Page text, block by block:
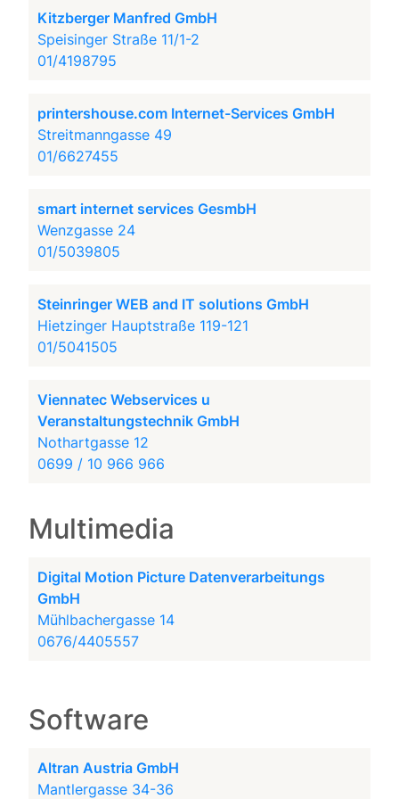
Kitzberger Manfred GmbH
Speisinger Straße 11/1-2
01/4198795
printershouse.com Internet-Services GmbH
Streitmanngasse 49
01/6627455
smart internet services GesmbH
Wenzgasse 24
01/5039805
Steinringer WEB and IT solutions GmbH
Hietzinger Hauptstraße 119-121
01/5041505
Viennatec Webservices u
Veranstaltungstechnik GmbH
Nothartgasse 12
0699 / 10 966 966
Multimedia
Digital Motion Picture Datenverarbeitungs
GmbH
Mühlbachergasse 14
0676/4405557
Software
Altran Austria GmbH
Mantlergasse 34-36